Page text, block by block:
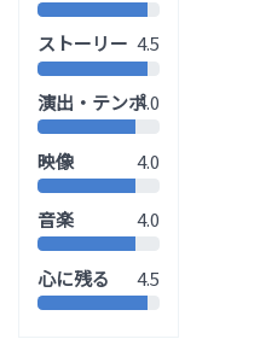
ストーリー 4.5
演出・テンポ4.0
映像 4.0
音楽 4.0
心に残る 4.5